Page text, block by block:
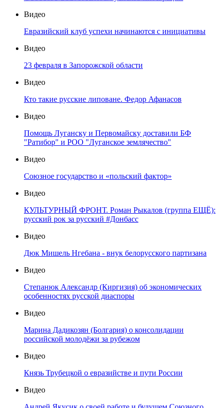
Видео
Евразийский клуб успехи начинаются с инициативы
Видео
23 февраля в Запорожской области
Видео
Кто такие русские липоване. Федор Афанасов
Видео
Помощь Луганску и Первомайску доставили БФ
"Ратибор" и РОО "Луганское землячество"
Видео
Союзное государство и «польский фактор»
Видео
КУЛЬТУРНЫЙ ФРОНТ. Роман Рыкалов (группа ЕЩЁ):
русский рок за русский #Донбасс
Видео
Дюк Мишель Нгебана - внук белорусского партизана
Видео
Степанюк Александр (Киргизия) об экономических
особенностях русской диаспоры
Видео
Марина Дадикозян (Болгария) о консолидации
российской молодёжи за рубежом
Видео
Князь Трубецкой о евразийстве и пути России
Видео